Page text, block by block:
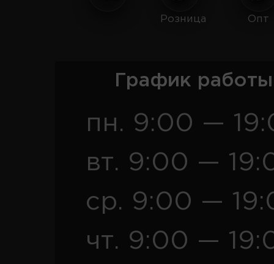
Розница Опт
График
пн. 9:00 —
вт. 9:00 —
ср. 9:00 —
чт. 9:00 —